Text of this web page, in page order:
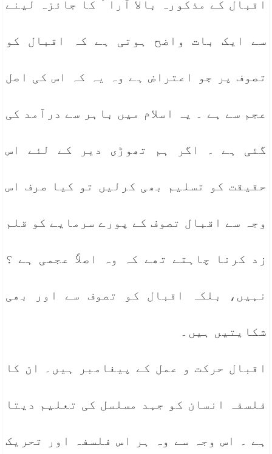
اقبال کے مذکورہ بالا آرا ٔ کا جائزہ لینے
سے ایک بات واضح ہوتی ہے کہ اقبال کو
تصوف پر جو اعتراض ہے وہ یہ کہ اس کی اصل
عجم سے ہے ۔ یہ اسلام میں باہر سے درآمد کی
گئی ہے ۔ اگر ہم تھوڑی دیر کے لئے اس
حقیقت کو تسلیم بھی کرلیں تو کیا صرف اس
وجہ سے اقبال تصوف کے پورے سرمایے کو قلم
زد کرنا چاہتے تھے کہ وہ اصلاً عجمی ہے ؟
نہیں، بلکہ اقبال کو تصوف سے اور بھی
شکایتیں ہیں۔
اقبال حرکت و عمل کے پیغامبر ہیں۔ ان کا
فلسفہ انسان کو جہد مسلسل کی تعلیم دیتا
ہے ۔ اس وجہ سے وہ ہر اس فلسفہ اور تحریک